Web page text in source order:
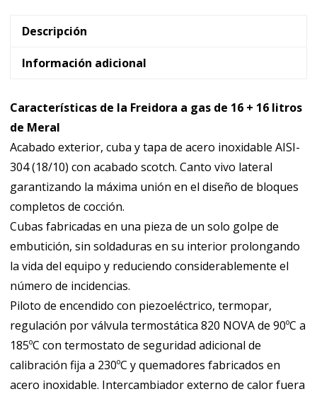
con
cuba
MERFRY
GAS
16+16
L
cantidad
Descripción
Información adicional
Características de la Freidora a gas de 16 + 16 litros
de Meral
Acabado exterior, cuba y tapa de acero inoxidable AISI-
304 (18/10) con acabado scotch. Canto vivo lateral
garantizando la máxima unión en el diseño de bloques
completos de cocción.
Cubas fabricadas en una pieza de un solo golpe de
embutición, sin soldaduras en su interior prolongando
la vida del equipo y reduciendo considerablemente el
número de incidencias.
Piloto de encendido con piezoeléctrico, termopar,
regulación por válvula termostática 820 NOVA de 90ºC a
185ºC con termostato de seguridad adicional de
calibración fija a 230ºC y quemadores fabricados en
acero inoxidable. Intercambiador externo de calor fuera